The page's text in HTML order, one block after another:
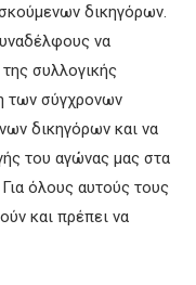
δικηγόρων.
να
συλλογικής
των σύγχρονων
δικηγόρων και να
του αγώνας μας στα
όλους αυτούς τους
και πρέπει να